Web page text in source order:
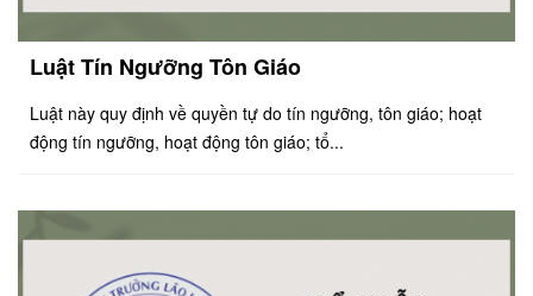
Luật Tín Ngưỡng Tôn Giáo
Luật này quy định về quyền tự do tín ngưỡng, tôn giáo; hoạt
động tín ngưỡng, hoạt động tôn giáo; tổ...